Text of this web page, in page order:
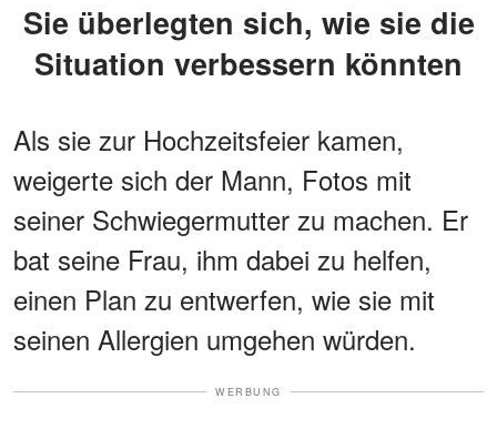
Sie überlegten sich, wie sie die
Situation verbessern könnten
Als sie zur Hochzeitsfeier kamen,
weigerte sich der Mann, Fotos mit
seiner Schwiegermutter zu machen. Er
bat seine Frau, ihm dabei zu helfen,
einen Plan zu entwerfen, wie sie mit
seinen Allergien umgehen würden.
WERBUNG